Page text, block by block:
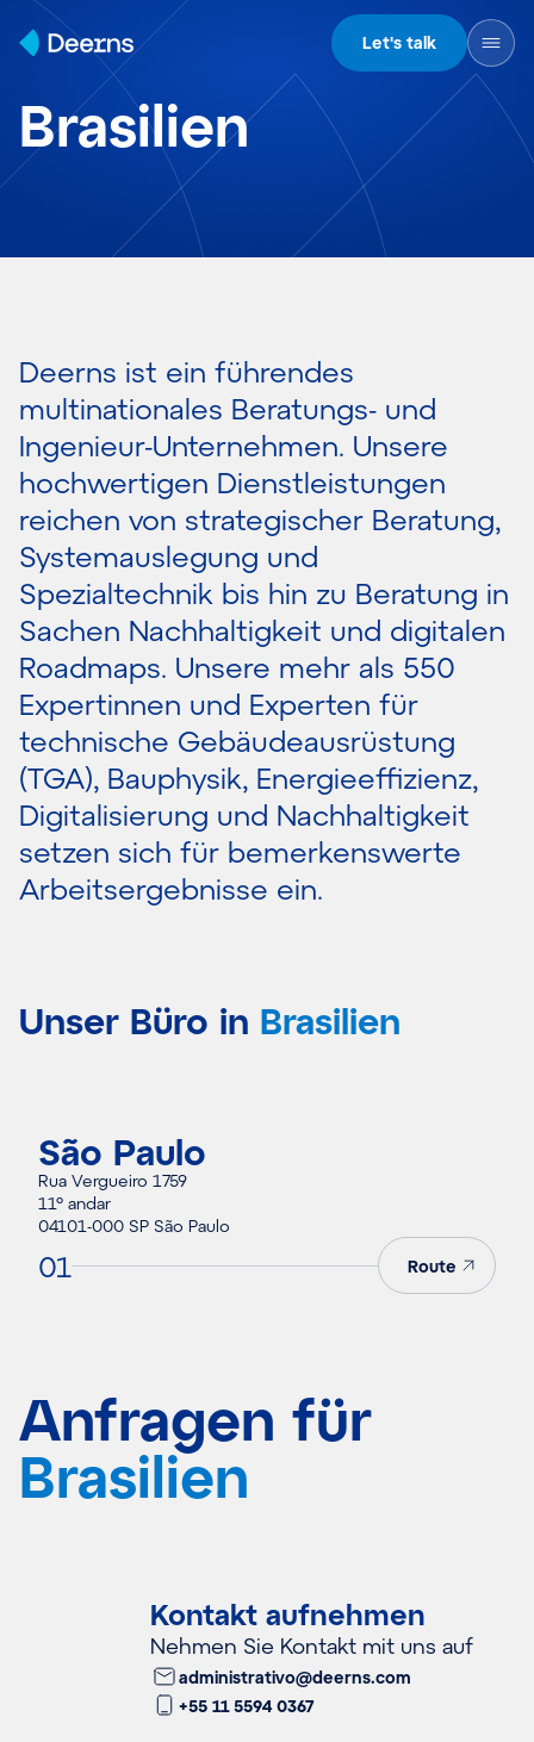
Skip to content
Let's talk
Brasilien
Deerns ist ein führendes
multinationales Beratungs- und
Ingenieur-Unternehmen. Unsere
hochwertigen Dienstleistungen
reichen von strategischer Beratung,
Systemauslegung und
Spezialtechnik bis hin zu Beratung in
Sachen Nachhaltigkeit und digitalen
Roadmaps. Unsere mehr als 550
Expertinnen und Experten für
technische Gebäudeausrüstung
(TGA), Bauphysik, Energieeffizienz,
Digitalisierung und Nachhaltigkeit
setzen sich für bemerkenswerte
Arbeitsergebnisse ein.
Unser Büro in Brasilien
São Paulo
Rua Vergueiro 1759
11º andar
04101-000 SP São Paulo
01 Route
Anfragen für
Brasilien
Kontakt aufnehmen
Nehmen Sie Kontakt mit uns auf
administrativo@deerns.com
+55 11 5594 0367